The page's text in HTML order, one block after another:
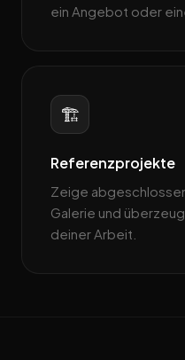
ein Angebot oder
🏗️
Referenzprojekte
Zeige
Galerie und
deiner Arbeit.